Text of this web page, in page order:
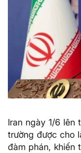
Iran ngày 1/6 lên
trường được cho
đàm phán, khiến